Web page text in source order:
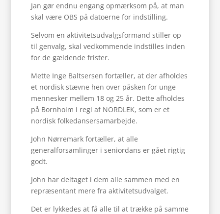
Jan gør endnu engang opmærksom på, at man
skal være OBS på datoerne for indstilling.
Selvom en aktivitetsudvalgsformand stiller op
til genvalg, skal vedkommende indstilles inden
for de gældende frister.
Mette Inge Baltsersen fortæller, at der afholdes
et nordisk stævne hen over påsken for unge
mennesker mellem 18 og 25 år. Dette afholdes
på Bornholm i regi af NORDLEK, som er et
nordisk folkedansersamarbejde.
John Nørremark fortæller, at alle
generalforsamlinger i seniordans er gået rigtig
godt.
John har deltaget i dem alle sammen med en
repræsentant mere fra aktivitetsudvalget.
Det er lykkedes at få alle til at trække på samme